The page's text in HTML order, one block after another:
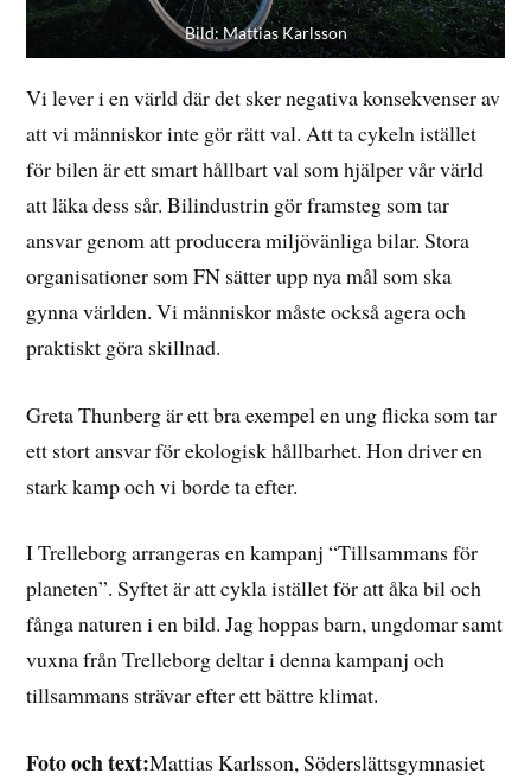
Bild: Mattias Karlsson
Vi lever i en värld där det sker negativa konsekvenser av
att vi människor inte gör rätt val. Att ta cykeln istället
för bilen är ett smart hållbart val som hjälper vår värld
att läka dess sår. Bilindustrin gör framsteg som tar
ansvar genom att producera miljövänliga bilar. Stora
organisationer som FN sätter upp nya mål som ska
gynna världen. Vi människor måste också agera och
praktiskt göra skillnad.
Greta Thunberg är ett bra exempel en ung flicka som tar
ett stort ansvar för ekologisk hållbarhet. Hon driver en
stark kamp och vi borde ta efter.
I Trelleborg arrangeras en kampanj “Tillsammans för
planeten”. Syftet är att cykla istället för att åka bil och
fånga naturen i en bild. Jag hoppas barn, ungdomar samt
vuxna från Trelleborg deltar i denna kampanj och
tillsammans strävar efter ett bättre klimat.
Foto och text:Mattias Karlsson, Söderslättsgymnasiet